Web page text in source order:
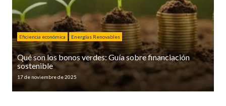
Eficiencia económica Energías Renovables
Qué son los bonos verdes: Guía sobre financiación
sostenible
17 de noviembre de 2025